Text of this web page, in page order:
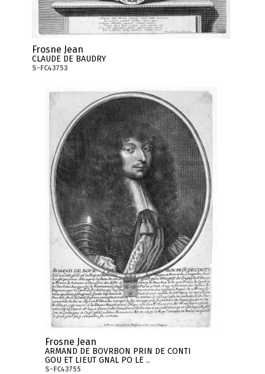
Frosne Jean
CLAUDE DE BAUDRY
S-FC43753
Frosne Jean
ARMAND DE BOVRBON PRIN DE CONTI
GOU ET LIEUT GNAL PO LE ..
S-FC43755